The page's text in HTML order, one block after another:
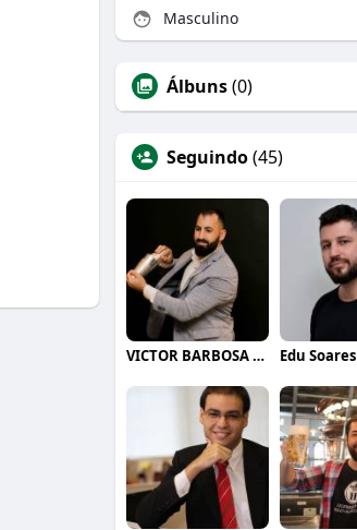
Masculino
Álbuns(0)
Seguindo(45)
VICTOR BARBOSA QUARANTA Edu Soares